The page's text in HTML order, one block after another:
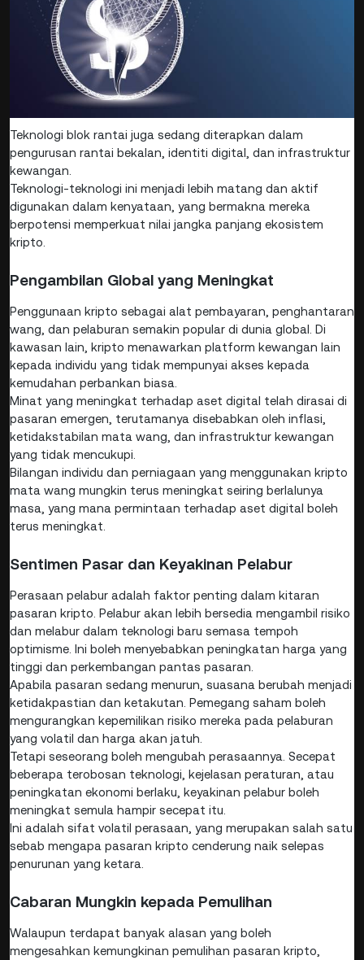
Teknologi blok rantai juga sedang diterapkan dalam
pengurusan rantai bekalan, identiti digital, dan infrastruktur
kewangan.
Teknologi-teknologi ini menjadi lebih matang dan aktif
digunakan dalam kenyataan, yang bermakna mereka
berpotensi memperkuat nilai jangka panjang ekosistem
kripto.
Pengambilan Global yang Meningkat
Penggunaan kripto sebagai alat pembayaran, penghantaran
wang, dan pelaburan semakin popular di dunia global. Di
kawasan lain, kripto menawarkan platform kewangan lain
kepada individu yang tidak mempunyai akses kepada
kemudahan perbankan biasa.
Minat yang meningkat terhadap aset digital telah dirasai di
pasaran emergen, terutamanya disebabkan oleh inflasi,
ketidakstabilan mata wang, dan infrastruktur kewangan
yang tidak mencukupi.
Bilangan individu dan perniagaan yang menggunakan kripto
mata wang mungkin terus meningkat seiring berlalunya
masa, yang mana permintaan terhadap aset digital boleh
terus meningkat.
Sentimen Pasar dan Keyakinan Pelabur
Perasaan pelabur adalah faktor penting dalam kitaran
pasaran kripto. Pelabur akan lebih bersedia mengambil risiko
dan melabur dalam teknologi baru semasa tempoh
optimisme. Ini boleh menyebabkan peningkatan harga yang
tinggi dan perkembangan pantas pasaran.
Apabila pasaran sedang menurun, suasana berubah menjadi
ketidakpastian dan ketakutan. Pemegang saham boleh
mengurangkan kepemilikan risiko mereka pada pelaburan
yang volatil dan harga akan jatuh.
Tetapi seseorang boleh mengubah perasaannya. Secepat
beberapa terobosan teknologi, kejelasan peraturan, atau
peningkatan ekonomi berlaku, keyakinan pelabur boleh
meningkat semula hampir secepat itu.
Ini adalah sifat volatil perasaan, yang merupakan salah satu
sebab mengapa pasaran kripto cenderung naik selepas
penurunan yang ketara.
Cabaran Mungkin kepada Pemulihan
Walaupun terdapat banyak alasan yang boleh
mengesahkan kemungkinan pemulihan pasaran kripto,